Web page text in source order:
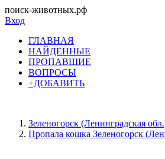
поиск-животных.рф
Вход
ГЛАВНАЯ
НАЙДЕННЫЕ
ПРОПАВШИЕ
ВОПРОСЫ
+ДОБАВИТЬ
Зеленогорск (Ленинградская
Пропала кошка Зеленогорск